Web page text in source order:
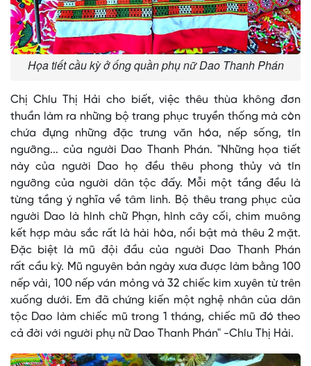
Họa tiết cầu kỳ ở ống quần phụ nữ Dao Thanh Phán
Chị Chíu Thị Hải cho biết, việc thêu thùa không đơn
thuần làm ra những bộ trang phục truyền thống mà còn
chứa đựng những đặc trưng văn hóa, nếp sống, tín
ngưỡng... của người Dao Thanh Phán. "Những họa tiết
này của người Dao họ đều thêu phong thủy và tín
ngưỡng của người dân tộc đấy. Mỗi một tầng đều là
từng tầng ý nghĩa về tâm linh. Bộ thêu trang phục của
người Dao là hình chữ Phạn, hình cây cối, chim muông
kết hợp màu sắc rất là hài hòa, nổi bật mà thêu 2 mặt.
Đặc biệt là mũ đội đầu của người Dao Thanh Phán
rất cầu kỳ. Mũ nguyên bản ngày xưa được làm bằng 100
nếp vải, 100 nếp ván mỏng và 32 chiếc kim xuyên từ trên
xuống dưới. Em đã chứng kiến một nghệ nhân của dân
tộc Dao làm chiếc mũ trong 1 tháng, chiếc mũ đó theo
cả đời với người phụ nữ Dao Thanh Phán" -Chíu Thị Hải.